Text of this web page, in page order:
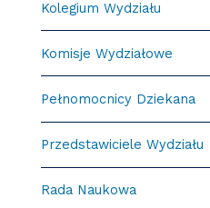
Kolegium Wydziału
Komisje Wydziałowe
Pełnomocnicy Dziekana
Przedstawiciele Wydziału
Rada Naukowa